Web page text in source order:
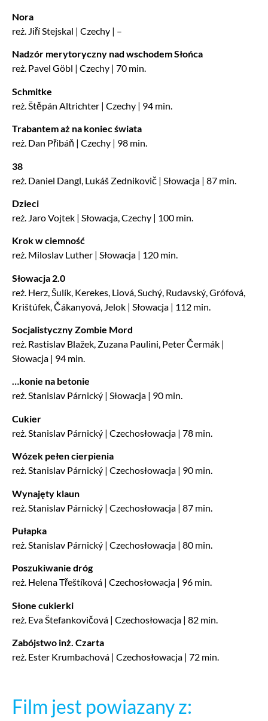
Nora
reż. Jiří Stejskal | Czechy | –
Nadzór merytoryczny nad wschodem Słońca
reż. Pavel Göbl | Czechy | 70 min.
Schmitke
reż. Štěpán Altrichter | Czechy | 94 min.
Trabantem aż na koniec świata
reż. Dan Přibáň | Czechy | 98 min.
38
reż. Daniel Dangl, Lukáš Zednikovič | Słowacja | 87 min.
Dzieci
reż. Jaro Vojtek | Słowacja, Czechy | 100 min.
Krok w ciemność
reż. Miloslav Luther | Słowacja | 120 min.
Słowacja 2.0
reż. Herz, Šulík, Kerekes, Liová, Suchý, Rudavský, Grófová,
Krištúfek, Čákanyová, Jelok | Słowacja | 112 min.
Socjalistyczny Zombie Mord
reż. Rastislav Blažek, Zuzana Paulini, Peter Čermák |
Słowacja | 94 min.
…konie na betonie
reż. Stanislav Párnický | Słowacja | 90 min.
Cukier
reż. Stanislav Párnický | Czechosłowacja | 78 min.
Wózek pełen cierpienia
reż. Stanislav Párnický | Czechosłowacja | 90 min.
Wynajęty klaun
reż. Stanislav Párnický | Czechosłowacja | 87 min.
Pułapka
reż. Stanislav Párnický | Czechosłowacja | 80 min.
Poszukiwanie dróg
reż. Helena Třeštíková | Czechosłowacja | 96 min.
Słone cukierki
reż. Eva Štefankovičová | Czechosłowacja | 82 min.
Zabójstwo inż. Czarta
reż. Ester Krumbachová | Czechosłowacja | 72 min.
Film jest powiazany z: